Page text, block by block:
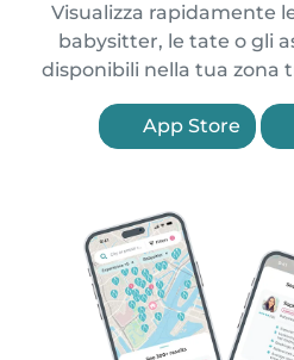
Visualizza rapidamente
babysitter, le tate o gli
disponibili nella tua zona
App Store